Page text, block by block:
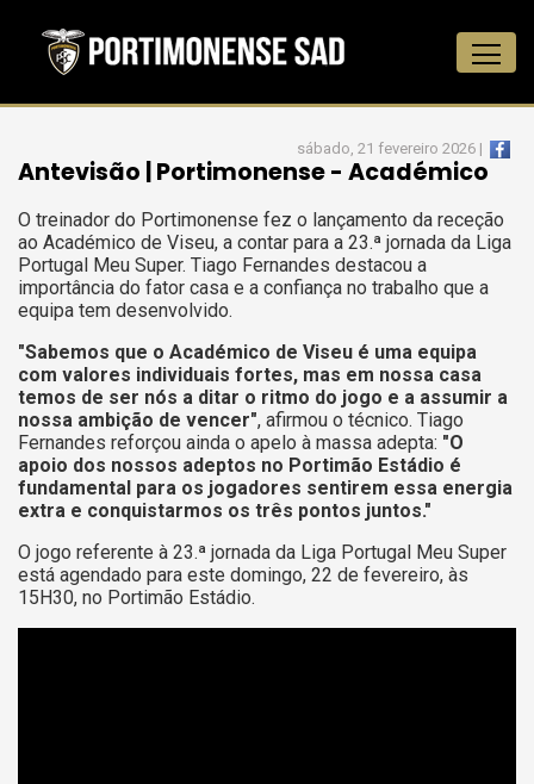
sábado, 21 fevereiro 2026 |
Antevisão | Portimonense - Académico
O treinador do Portimonense fez o lançamento da receção
ao Académico de Viseu, a contar para a 23.ª jornada da Liga
Portugal Meu Super. Tiago Fernandes destacou a
importância do fator casa e a confiança no trabalho que a
equipa tem desenvolvido.
"Sabemos que o Académico de Viseu é uma equipa
com valores individuais fortes, mas em nossa casa
temos de ser nós a ditar o ritmo do jogo e a assumir a
nossa ambição de vencer", afirmou o técnico. Tiago
Fernandes reforçou ainda o apelo à massa adepta: "O
apoio dos nossos adeptos no Portimão Estádio é
fundamental para os jogadores sentirem essa energia
extra e conquistarmos os três pontos juntos."
O jogo referente à 23.ª jornada da Liga Portugal Meu Super
está agendado para este domingo, 22 de fevereiro, às
15H30, no Portimão Estádio.